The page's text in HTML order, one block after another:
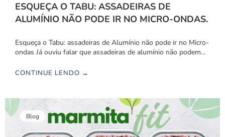
ESQUEÇA O TABU: ASSADEIRAS DE
ALUMÍNIO NÃO PODE IR NO MICRO-ONDAS.
Esqueça o Tabu: assadeiras de Alumínio não pode ir no Micro-
ondas Já ouviu falar que assadeiras de alumínio não podem…
CONTINUE LENDO →
Blog